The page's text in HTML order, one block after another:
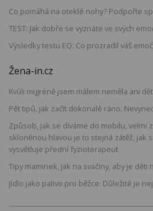
Co pomáhá na oteklé nohy? Podpořte
TEST: Jak dobře se vyznáte ve svých
Výsledky testu EQ: Co prozradil váš
Žena-in.cz
Kvůli migréně jsem málem neměla ani
Pět tipů, jak začít dokonalé ráno.
Způsob, jak se díváme do mobilu, velmi
skloněnou hlavou je to stejná zátěž, jak
vysvětluje přední fyzioterapeut
Tipy maminek, jak na svačiny, aby je
Jídlo jako palivo pro běžce: Důležité je